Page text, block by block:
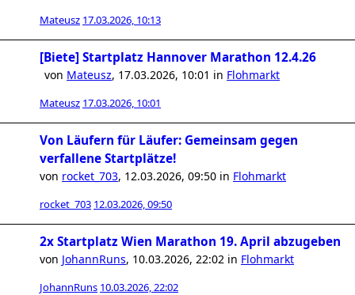
Mateusz 17.03.2026, 10:13
[Biete] Startplatz Hannover Marathon 12.4.26
von Mateusz, 17.03.2026, 10:01 in Flohmarkt
Mateusz 17.03.2026, 10:01
Von Läufern für Läufer: Gemeinsam gegen
verfallene Startplätze!
von rocket_703, 12.03.2026, 09:50 in Flohmarkt
rocket_703 12.03.2026, 09:50
2x Startplatz Wien Marathon 19. April abzugeben
von JohannRuns, 10.03.2026, 22:02 in Flohmarkt
JohannRuns 10.03.2026, 22:02